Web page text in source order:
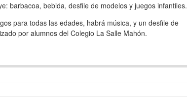
barbacoa, bebida, desfile de modelos y juegos infantiles.
para todas las edades, habrá música, y un desfile de
por alumnos del Colegio La Salle Mahón.